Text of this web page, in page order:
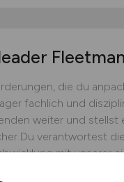
die du
fachlich und
weiter und stellst
verantwortest
mit unserer
Fahrereinsatz